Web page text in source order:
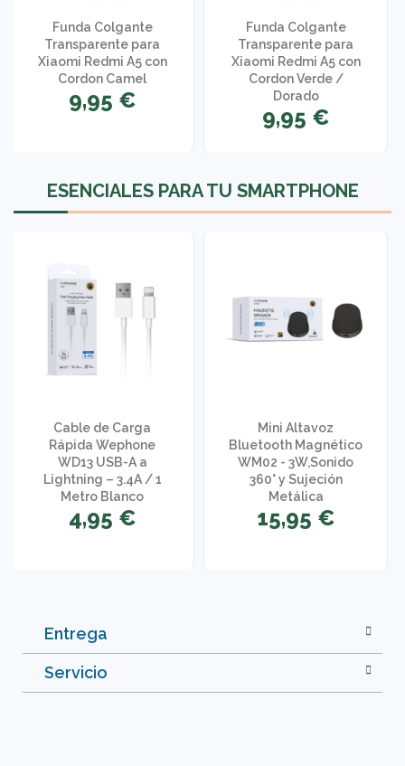
Funda Colgante
Transparente para
Xiaomi Redmi A5 con
Cordon Camel
9,95 €
Funda Colgante
Transparente para
Xiaomi Redmi A5 con
Cordon Verde /
Dorado
9,95 €
ESENCIALES PARA TU SMARTPHONE
Cable de Carga
Rápida Wephone
WD13 USB-A a
Lightning – 3.4A / 1
Metro Blanco
4,95 €
Mini Altavoz
Bluetooth Magnético
WM02 - 3W,Sonido
360° y Sujeción
Metálica
15,95 €
Entrega
Servicio